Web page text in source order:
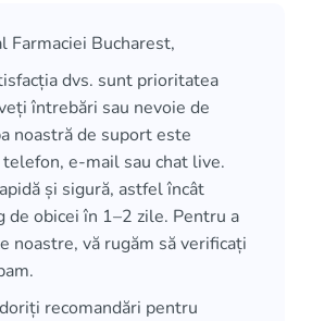
Farmaciei Bucharest,
dvs. sunt prioritatea
întrebări sau nevoie de
noastră de suport este
e-mail sau chat live.
și sigură, astfel încât
de obicei în 1–2 zile. Pentru a
noastre, vă rugăm să verificați
recomandări pentru